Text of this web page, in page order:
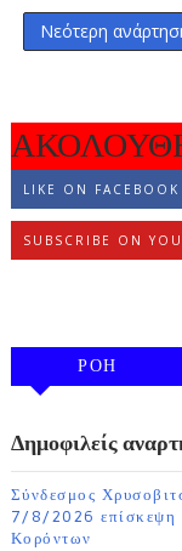
Νεότερη
LIKE ON FACEBOOK
SUBSCRIBE ON
ΡΟΗ
Δημοφιλείς
Σύνδεσμος
7/8/2026 επίσκεψη
Κορόντων